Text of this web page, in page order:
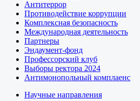
Антитеррор
Противодействие коррупции
Комплексная безопасность
Международная деятельность
Партнеры
Эндаумент-фонд
Профессорский клуб
Выборы ректора 2024
Антимонопольный комплаенс
Научные направления